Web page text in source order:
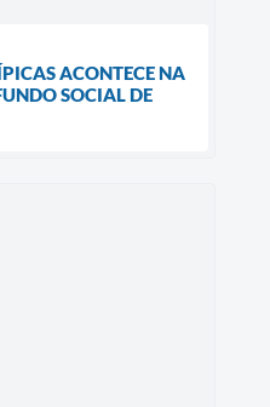
ACONTECE NA
SOCIAL DE